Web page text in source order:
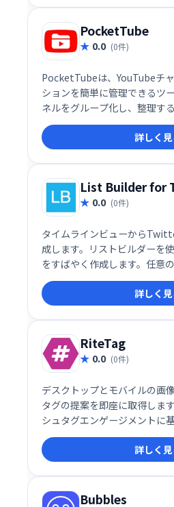
ます。
PocketTube
0.0 (0件)
PocketTubeは、YouTubeチ
ションを簡単に管理できるツ
ネルをグループ化し、整理す
ンターフェース上で効率的に
ブスクリプション管理をシン
詳しく
List Builder for
0.0 (0件)
タイムラインビューから
成します。リストビルダーを
をすばやく作成します。任意
ら表示され、画面上の個々の
選択して、ユーザーをリスト
きます。
詳しく
RiteTag
0.0 (0件)
デスクトップとモバイルの画
タグの提案を即座に取得しま
シュタグエンゲージメントに
詳しく
Bubbles